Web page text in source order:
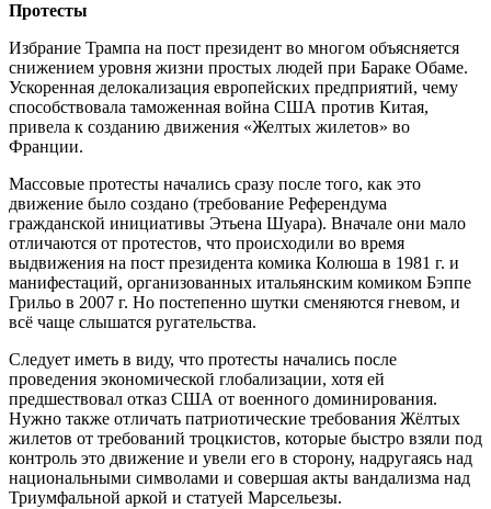
Протесты
Избрание Трампа на пост президент во многом объясняется
снижением уровня жизни простых людей при Бараке Обаме.
Ускоренная делокализация европейских предприятий, чему
способствовала таможенная война США против Китая,
привела к созданию движения «Желтых жилетов» во
Франции.
Массовые протесты начались сразу после того, как это
движение было создано (требование Референдума
гражданской инициативы Этьена Шуара). Вначале они мало
отличаются от протестов, что происходили во время
выдвижения на пост президента комика Колюша в 1981 г. и
манифестаций, организованных итальянским комиком Бэппе
Грильо в 2007 г. Но постепенно шутки сменяются гневом, и
всё чаще слышатся ругательства.
Следует иметь в виду, что протесты начались после
проведения экономической глобализации, хотя ей
предшествовал отказ США от военного доминирования.
Нужно также отличать патриотические требования Жёлтых
жилетов от требований троцкистов, которые быстро взяли под
контроль это движение и увели его в сторону, надругаясь над
национальными символами и совершая акты вандализма над
Триумфальной аркой и статуей Марсельезы.